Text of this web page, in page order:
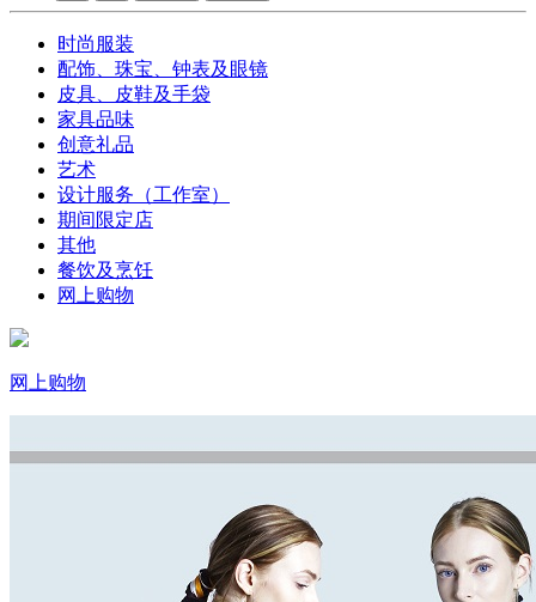
时尚服装
配饰、珠宝、钟表及眼镜
皮具、皮鞋及手袋
家具品味
创意礼品
艺术
设计服务（工作室）
期间限定店
其他
餐饮及烹饪
网上购物
网上购物